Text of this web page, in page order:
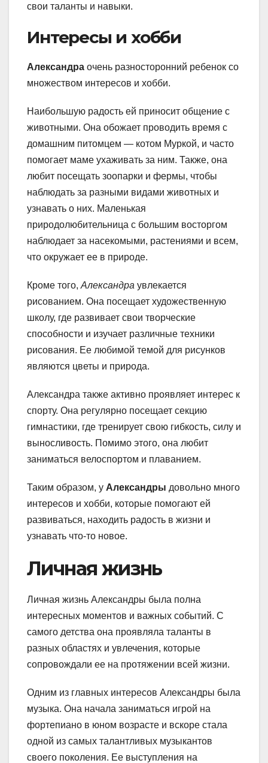
свои таланты и навыки.
Интересы и хобби
Александра очень разносторонний ребенок со
множеством интересов и хобби.
Наибольшую радость ей приносит общение с
животными. Она обожает проводить время с
домашним питомцем — котом Муркой, и часто
помогает маме ухаживать за ним. Также, она
любит посещать зоопарки и фермы, чтобы
наблюдать за разными видами животных и
узнавать о них. Маленькая
природолюбительница с большим восторгом
наблюдает за насекомыми, растениями и всем,
что окружает ее в природе.
Кроме того, Александра увлекается
рисованием. Она посещает художественную
школу, где развивает свои творческие
способности и изучает различные техники
рисования. Ее любимой темой для рисунков
являются цветы и природа.
Александра также активно проявляет интерес к
спорту. Она регулярно посещает секцию
гимнастики, где тренирует свою гибкость, силу и
выносливость. Помимо этого, она любит
заниматься велоспортом и плаванием.
Таким образом, у Александры довольно много
интересов и хобби, которые помогают ей
развиваться, находить радость в жизни и
узнавать что-то новое.
Личная жизнь
Личная жизнь Александры была полна
интересных моментов и важных событий. С
самого детства она проявляла таланты в
разных областях и увлечения, которые
сопровождали ее на протяжении всей жизни.
Одним из главных интересов Александры была
музыка. Она начала заниматься игрой на
фортепиано в юном возрасте и вскоре стала
одной из самых талантливых музыкантов
своего поколения. Ее выступления на